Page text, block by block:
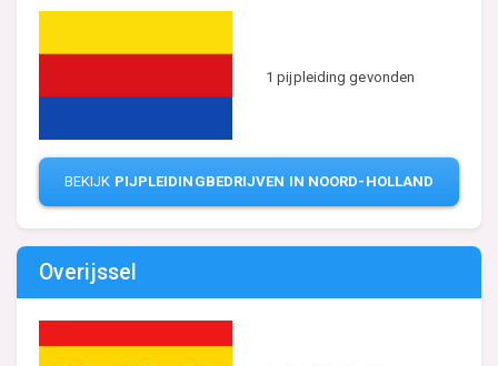
1 pijpleiding gevonden
BEKIJK PIJPLEIDINGBEDRIJVEN IN NOORD-HOLLAND
Overijssel